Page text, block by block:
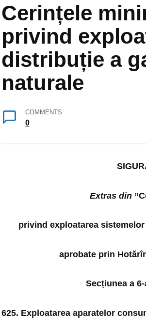
Cerințele
privind
distribuție a
naturale
COMMENTS
0
Extras din
privind exploatarea
aprobate prin
Secțiunea a 6-
625. Exploatarea aparatelor